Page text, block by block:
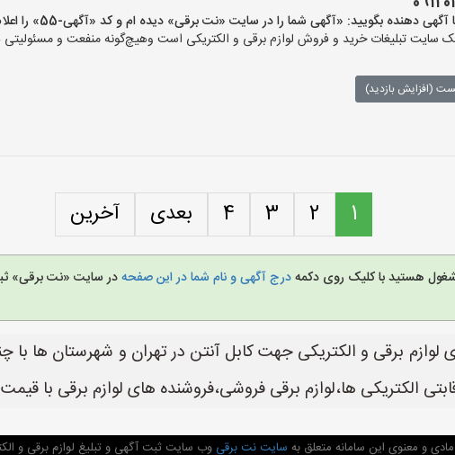
دهنده بگویید: «آگهی شما را در سایت «نت برقی» دیده ام و کد «آگهی-55» را اعلام کنید»
سایت تبلیغات خرید و فروش لوازم برقی و الکتریکی است وهیچ‌گونه منفعت و مسئولیتی
(افزایش بازدید)
1
2
3
4 بعدی آخرین
هستید با کلیک روی دکمهدرج آگهی و نام شما در این صفحهدر سایت «نت برقی»
برقی و الکتریکی جهت کابل آنتن در تهران و شهرستان ها با
الکتریکی ها،لوازم برقی فروشی،فروشنده های لوازم برقی با
و معنوی این سامانه متعلق به سایت نت برقیوب سایت ثبت آگهی و تبلیغ لوازم برقی و